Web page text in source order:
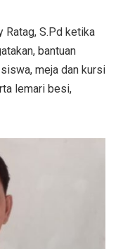
Ratag, S.Pd ketika
bantuan
meja dan kursi
lemari besi,